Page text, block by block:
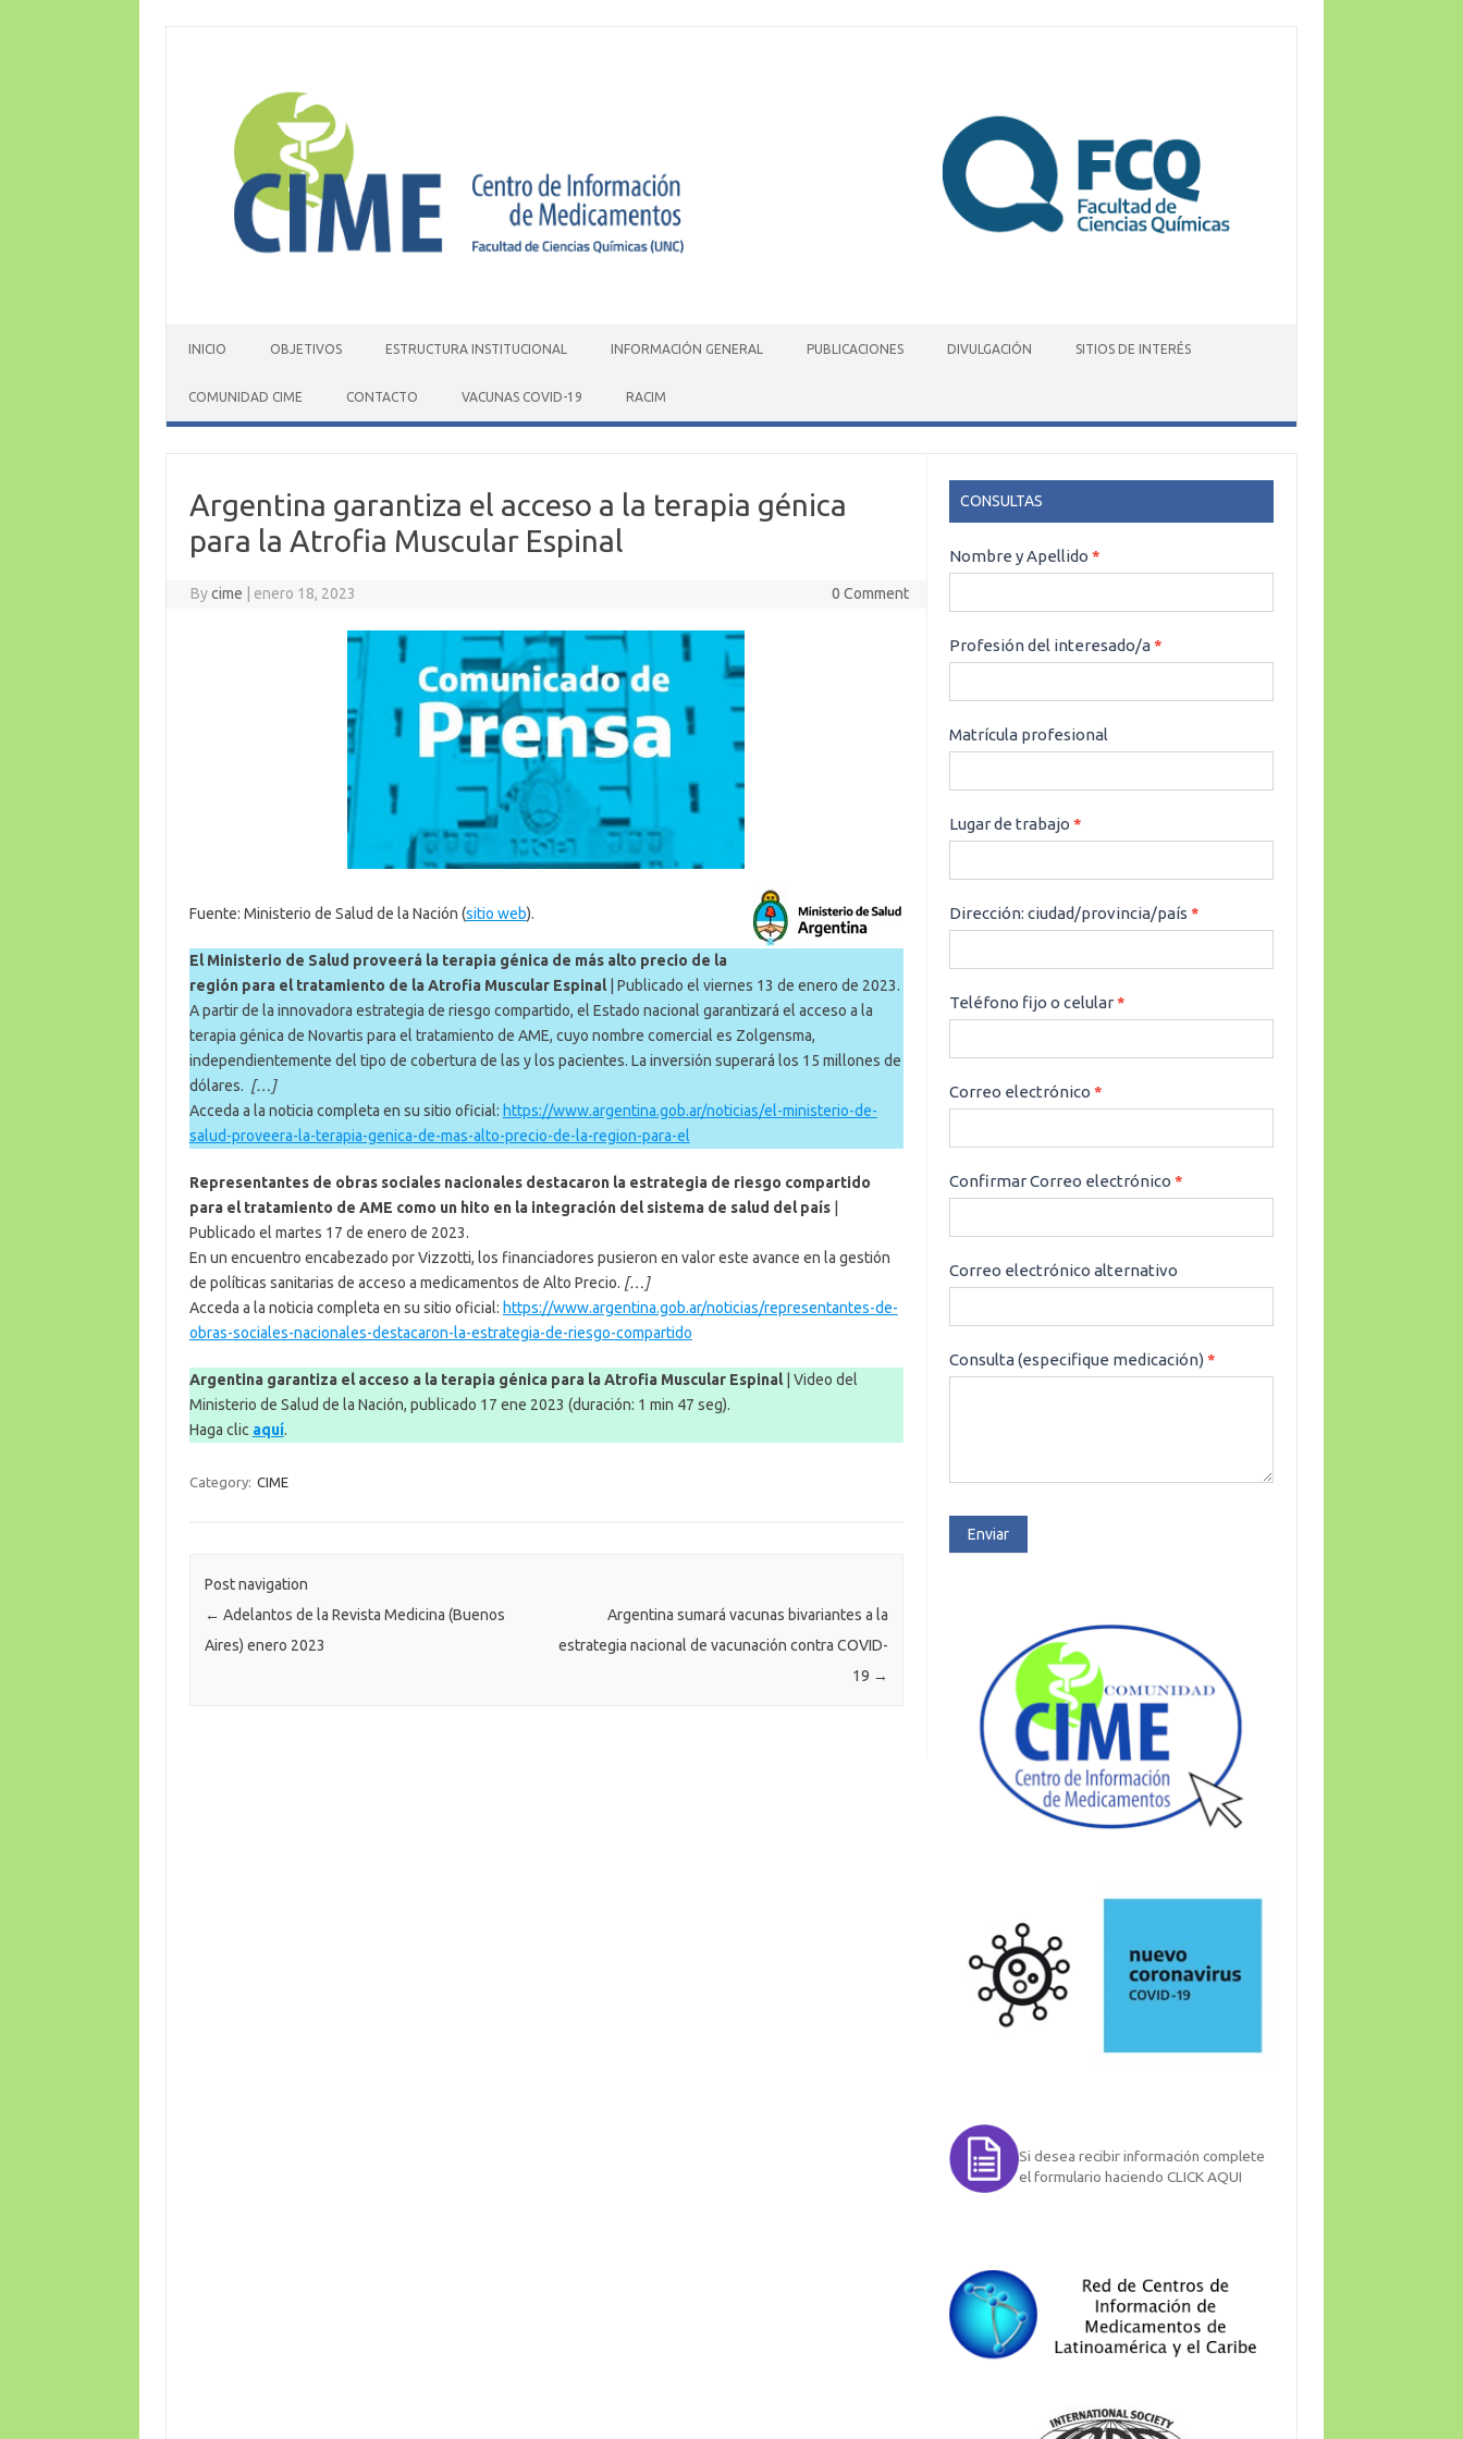
INICIO OBJETIVOS ESTRUCTURA INSTITUCIONAL INFORMACIÓN GENERAL PUBLICACIONES DIVULGACIÓN SITIOS DE INTERÉS
COMUNIDAD CIME CONTACTO VACUNAS COVID-19 RACIM
Argentina garantiza el acceso a la terapia génica
para la Atrofia Muscular Espinal
Bycime enero 18, 2023 0 Comment
Fuente: Ministerio de Salud de la Nación (sitio web).
El Ministerio de Salud proveerá la terapia génica de más alto precio de la
región para el tratamiento de la Atrofia Muscular Espinal | Publicado el viernes 13 de enero de 2023.
A partir de la innovadora estrategia de riesgo compartido, el Estado nacional garantizará el acceso a la
terapia génica de Novartis para el tratamiento de AME, cuyo nombre comercial es Zolgensma,
independientemente del tipo de cobertura de las y los pacientes. La inversión superará los 15 millones de
dólares. […]
Acceda a la noticia completa en su sitio oficial: https://www.argentina.gob.ar/noticias/el-ministerio-de-
salud-proveera-la-terapia-genica-de-mas-alto-precio-de-la-region-para-el
Representantes de obras sociales nacionales destacaron la estrategia de riesgo compartido
para el tratamiento de AME como un hito en la integración del sistema de salud del país
Publicado el martes 17 de enero de 2023.
En un encuentro encabezado por Vizzotti, los financiadores pusieron en valor este avance en la gestión
de políticas sanitarias de acceso a medicamentos de Alto Precio. […]
Acceda a la noticia completa en su sitio oficial: https://www.argentina.gob.ar/noticias/representantes-de-
obras-sociales-nacionales-destacaron-la-estrategia-de-riesgo-compartido
Argentina garantiza el acceso a la terapia génica para la Atrofia Muscular Espinal| Video del
Ministerio de Salud de la Nación, publicado 17 ene 2023 (duración: 1 min 47 seg).
Haga clic aquí.
Category: CIME
Post navigation
← Adelantos de la Revista Medicina (Buenos
Aires) enero 2023
Argentina sumará vacunas bivariantes a la
estrategia nacional de vacunación contra COVID-
19 →
CONSULTAS
CONSULTAS
Nombre y Apellido*
Profesión del interesado/a*
Matrícula profesional
Lugar de trabajo*
Dirección: ciudad/provincia/país*
Teléfono fijo o celular*
Correo electrónico*
Confirmar Correo electrónico*
Correo electrónico alternativo
Consulta (especifique medicación)*
Enviar
Si desea recibir información complete
el formulario haciendo CLICK AQUI